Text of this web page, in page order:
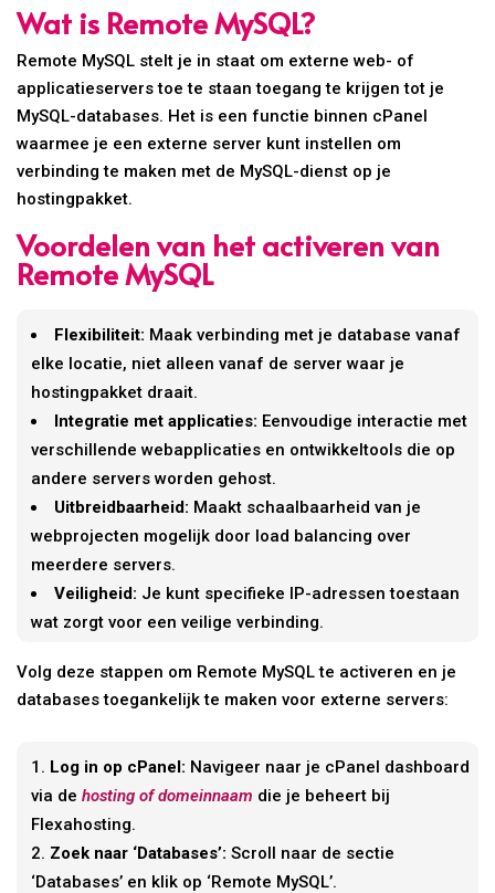
Wat is Remote MySQL?
Remote MySQL stelt je in staat om externe web- of
applicatieservers toe te staan toegang te krijgen tot je
MySQL-databases. Het is een functie binnen cPanel
waarmee je een externe server kunt instellen om
verbinding te maken met de MySQL-dienst op je
hostingpakket.
Voordelen van het activeren van
Remote MySQL
Flexibiliteit: Maak verbinding met je database vanaf
elke locatie, niet alleen vanaf de server waar je
hostingpakket draait.
Integratie met applicaties: Eenvoudige interactie met
verschillende webapplicaties en ontwikkeltools die op
andere servers worden gehost.
Uitbreidbaarheid: Maakt schaalbaarheid van je
webprojecten mogelijk door load balancing over
meerdere servers.
Veiligheid: Je kunt specifieke IP-adressen toestaan
wat zorgt voor een veilige verbinding.
Volg deze stappen om Remote MySQL te activeren en je
databases toegankelijk te maken voor externe servers:
Log in op cPanel: Navigeer naar je cPanel dashboard
via dehosting of domeinnaam die je beheert bij
Flexahosting.
Zoek naar ‘Databases’: Scroll naar de sectie
‘Databases’ en klik op ‘Remote MySQL’.